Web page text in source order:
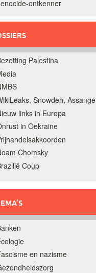
ontkenner
Palestina
Snowden, Assange
links in Europa
in Oekraine
Chomsky
Coup
en nazisme